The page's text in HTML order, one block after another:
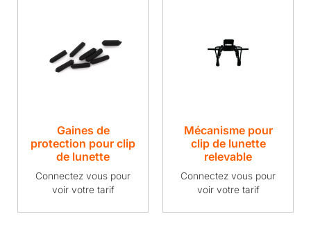
Gaines de
protection pour clip
de lunette
Connectez vous pour
voir votre tarif
Mécanisme pour
clip de lunette
relevable
Connectez vous pour
voir votre tarif